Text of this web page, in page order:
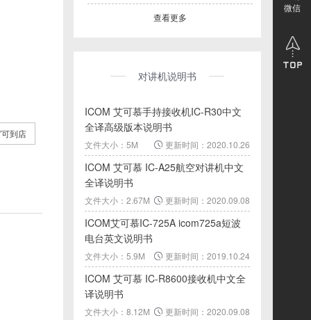
到店
查看更多
对讲机说明书
ICOM 艾可慕手持接收机IC-R30中文
全译高级版本说明书
更新时间：2020.10.26
文件大小：5M
ICOM 艾可慕 IC-A25航空对讲机中文
全译说明书
更新时间：2020.09.08
文件大小：2.67M
ICOM艾可慕IC-725A icom725a短波
电台英文说明书
更新时间：2019.10.24
文件大小：5.9M
ICOM 艾可慕 IC-R8600接收机中文全
译说明书
更新时间：2020.09.08
文件大小：8.12M
微信